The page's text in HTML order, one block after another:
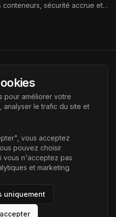
conteneurs, sécurité accrue et
artificielle, vous aidant à
IA.
droits réservés.
pour améliorer votre
le trafic du site et
vous acceptez
pouvez choisir
vous n'acceptez pas
et marketing.
uniquement